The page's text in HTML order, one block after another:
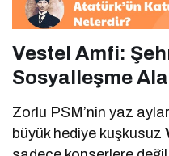
Vestel Amfi:
Sosyalleşme
Zorlu PSM’nin yaz
büyük hediye kuşkusuz